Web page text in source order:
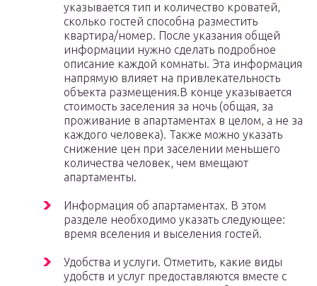
указывается тип и количество кроватей,
сколько гостей способна разместить
квартира/номер. После указания общей
информации нужно сделать подробное
описание каждой комнаты. Эта информация
напрямую влияет на привлекательность
объекта размещения.В конце указывается
стоимость заселения за ночь (общая, за
проживание в апартаментах в целом, а не за
каждого человека). Также можно указать
снижение цен при заселении меньшего
количества человек, чем вмещают
апартаменты.
Информация об апартаментах. В этом
разделе необходимо указать следующее:
время вселения и выселения гостей.
Удобства и услуги. Отметить, какие виды
удобств и услуг предоставляются вместе с